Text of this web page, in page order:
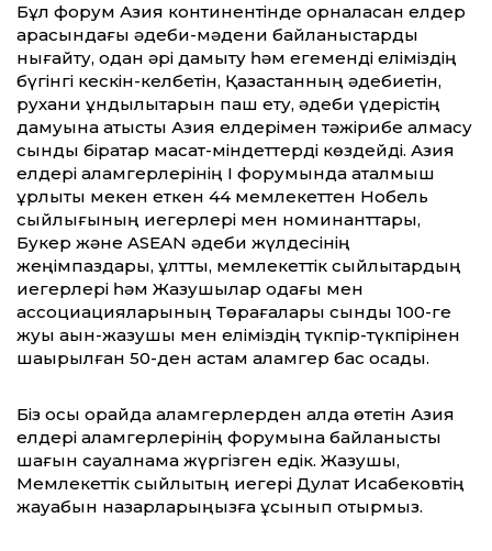
Бұл форум Азия континентінде орналасқан елдер
арасындағы әдеби-мәдени байланыстарды
нығайту, одан әрі дамыту һәм егеменді еліміздің
бүгінгі кескін-келбетін, Қазақстанның әдебиетін,
рухани құндылықтарын паш ету, әдеби үдерістің
дамуына қатысты Азия елдерімен тәжірибе алмасу
сынды бірқатар мақсат-міндеттерді көздейді. Азия
елдері қаламгерлерінің І форумында аталмыш
құрлықты мекен еткен 44 мемлекеттен Нобель
сыйлығының иегерлері мен номинанттары,
Букер және ASEAN әдеби жүлдесінің
жеңімпаздары, ұлттық, мемлекеттік сыйлықтардың
иегерлері һәм Жазушылар одағы мен
ассоциацияларының Төрағалары сынды 100-ге
жуық ақын-жазушы мен еліміздің түкпір-түкпірінен
шақырылған 50-ден астам қаламгер бас қосады.
Біз осы орайда қаламгерлерден алда өтетін Азия
елдері қаламгерлерінің форумына байланысты
шағын сауалнама жүргізген едік. Жазушы,
Мемлекеттік сыйлықтың иегері Дулат Исабековтің
жауабын назарларыңызға ұсынып отырмыз.